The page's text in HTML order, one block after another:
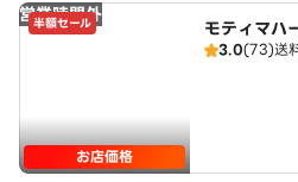
営業時間外
半額セール
お店価格
モティマ
バー
3.0(73)送